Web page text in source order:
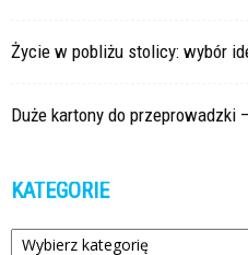
Życie w pobliżu stolicy: wybór
Duże kartony do przeprowadzki
KATEGORIE
Kategorie